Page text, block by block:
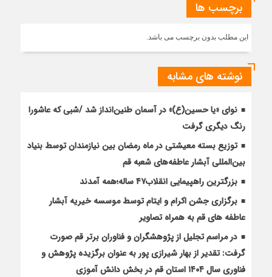
برچسب ها
این مطلب بدون برچسب می باشد.
نوشته های مشابه
نوای «یا حسین(ع)» در آسمان طنین‌انداز شد /شبی که عاشورا
رنگ دیگری گرفت
توزیع بسته معیشتی در ماه رمضان بین نیازمندان توسط بنیاد
بین‌المللی آبشار عاطفه‌های شعبه قم
بزرگترین راهپیمایی انقلاب۴۷ ساله؛همه آمدند
برگزاری جشن اکرام و ایتام توسط موسسه خیریه آبشار
عاطفه های قم به همراه تصاویر
در مراسم تجلیل از پژوهشگران و فناوران برتر قم صورت
گرفت: تقدیر از بهار شیرازی پور به عنوان برگزیده پژوهش و
فناوری سال ۱۴۰۴ استان قم در بخش دانش آموزی